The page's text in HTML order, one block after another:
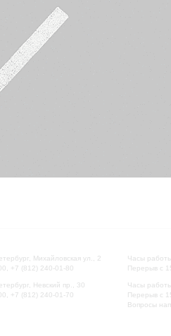
Михайловская ул., 2
+7 (812) 240-01-80
Невский пр., 30
+7 (812) 240-01-70
Часы
Перерыв с
Часы
Перерыв с
Вопросы